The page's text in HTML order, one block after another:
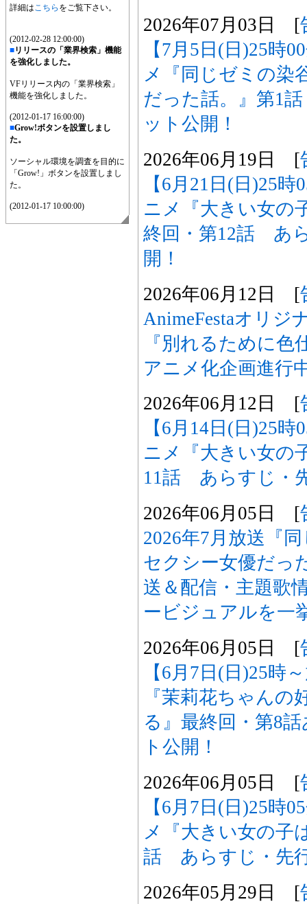
詳細はこちら をご覧下さい。
(2012-02-28 12:00:00)
■リリースの「業界検索」機能
を強化しました。
VFリリース内の「業界検索」
機能を強化しました。
(2012-01-17 16:00:00)
■Grow!ボタンを設置しまし
た。
ソーシャル環境を調査を目的に
「Grow!」ボタンを設置しまし
た。
(2012-01-17 10:00:00)
2026年07月03日 [
【7月5日(日)25時
メ『同じゼミの染
だった話。』第1
ット公開！
2026年06月19日 [
【6月21日(日)25
ニメ『大きい女の
終回・第12話 あ
開！
2026年06月12日 [
AnimeFestaオリジ
『別れるために
アニメ化企画進行
2026年06月12日 [
【6月14日(日)25
ニメ『大きい女の
11話 あらすじ・
2026年06月05日 [
2026年7月放送『
セクシー女優だっ
送＆配信・主題歌
ービジュアルを一
2026年06月05日 [
【6月7日(日)25時
『茉莉花ちゃん
る』最終回・第8
ト公開！
2026年06月05日 [
【6月7日(日)25時
メ『大きい女の子
話 あらすじ・先
2026年05月29日 [